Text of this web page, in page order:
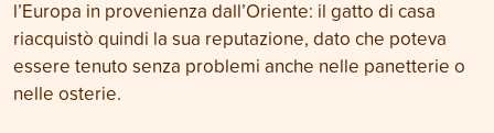
l’Europa in provenienza dall’Oriente: il gatto di casa
riacquistò quindi la sua reputazione, dato che poteva
essere tenuto senza problemi anche nelle panetterie o
nelle osterie.